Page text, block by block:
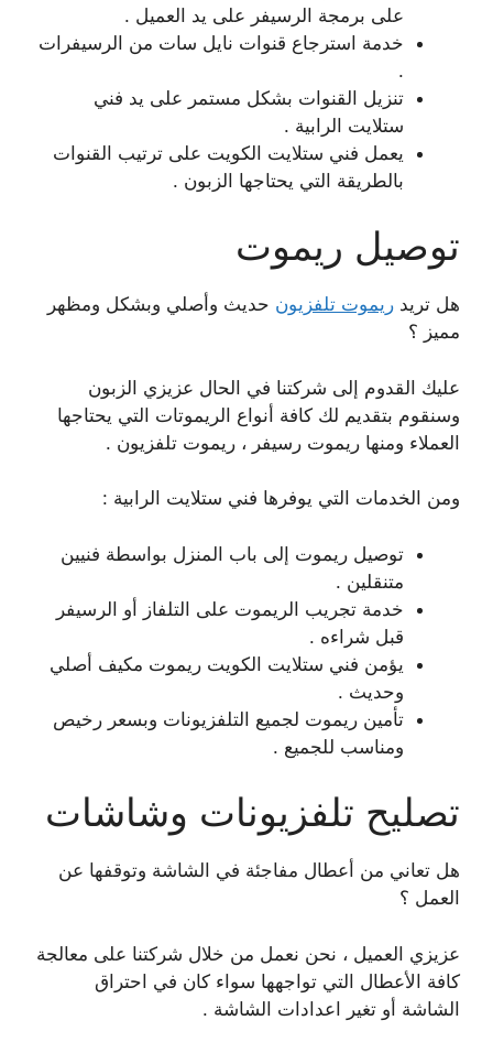
على برمجة الرسيفر على يد العميل .
خدمة استرجاع قنوات نايل سات من الرسيفرات
.
تنزيل القنوات بشكل مستمر على يد فني
ستلايت الرابية .
يعمل فني ستلايت الكويت على ترتيب القنوات
بالطريقة التي يحتاجها الزبون .
توصيل ريموت
هل تريد ريموت تلفزيون حديث وأصلي وبشكل ومظهر
مميز ؟
عليك القدوم إلى شركتنا في الحال عزيزي الزبون
وسنقوم بتقديم لك كافة أنواع الريموتات التي يحتاجها
العملاء ومنها ريموت رسيفر ، ريموت تلفزيون .
ومن الخدمات التي يوفرها فني ستلايت الرابية :
توصيل ريموت إلى باب المنزل بواسطة فنيين
متنقلين .
خدمة تجريب الريموت على التلفاز أو الرسيفر
قبل شراءه .
يؤمن فني ستلايت الكويت ريموت مكيف أصلي
وحديث .
تأمين ريموت لجميع التلفزيونات وبسعر رخيص
ومناسب للجميع .
تصليح تلفزيونات وشاشات
هل تعاني من أعطال مفاجئة في الشاشة وتوقفها عن
العمل ؟
عزيزي العميل ، نحن نعمل من خلال شركتنا على معالجة
كافة الأعطال التي تواجهها سواء كان في احتراق
الشاشة أو تغير اعدادات الشاشة .